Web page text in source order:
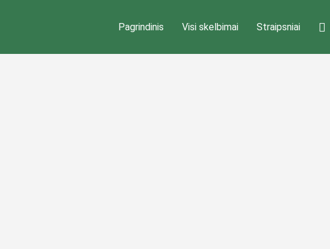
Pagrindinis Visi skelbimai Straipsniai